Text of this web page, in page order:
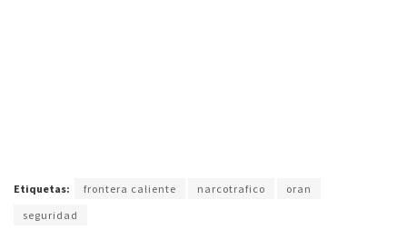
Etiquetas: frontera caliente narcotrafico
oran
seguridad